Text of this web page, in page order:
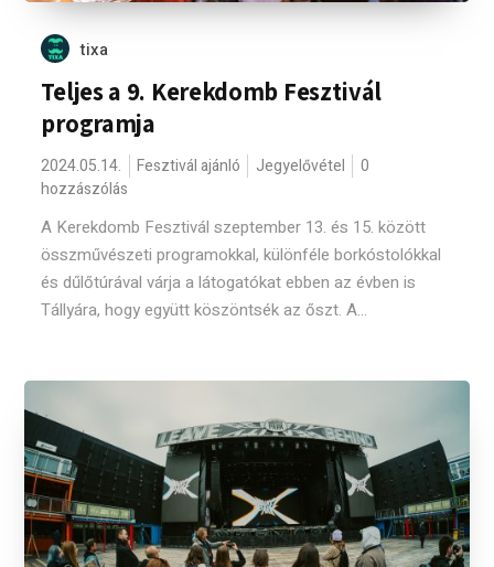
tixa
Teljes a 9. Kerekdomb Fesztivál
programja
2024.05.14. Fesztivál ajánló Jegyelővétel
0
hozzászólás
A Kerekdomb Fesztivál szeptember 13. és 15. között
összművészeti programokkal, különféle borkóstolókkal
és dűlőtúrával várja a látogatókat ebben az évben is
Tállyára, hogy együtt köszöntsék az őszt. A...